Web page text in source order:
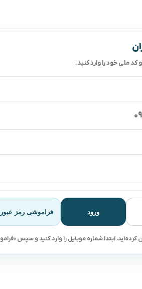
کد ملی خود را وارد کنید.
ورود فراموشی رمز عبور
کرده‌اید، ابتدا شماره موبایل را وارد کنید و سپس